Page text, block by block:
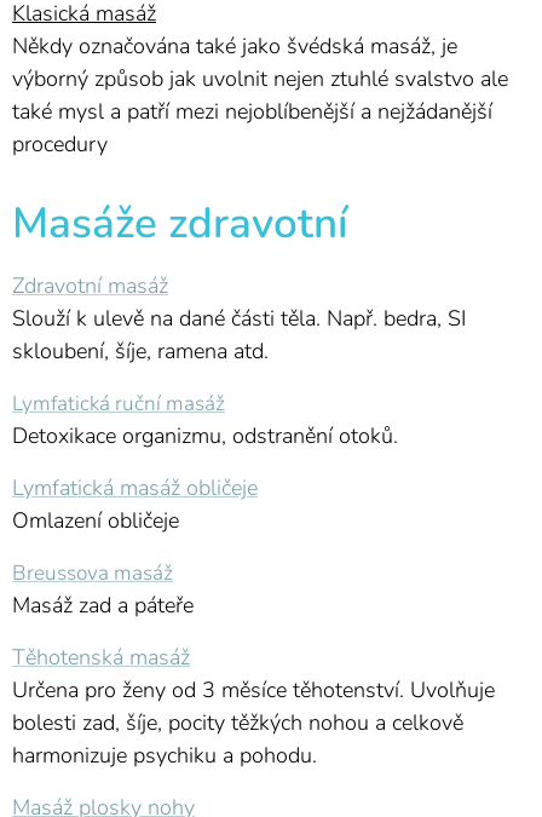
Klasická masáž
Někdy označována také jako švédská masáž, je
výborný způsob jak uvolnit nejen ztuhlé svalstvo ale
také mysl a patří mezi nejoblíbenější a nejžádanější
procedury
Masáže zdravotní
Zdravotní masáž
Slouží k ulevě na dané části těla. Např. bedra, SI
skloubení, šíje, ramena atd.
Lymfatická ruční masáž
Detoxikace organizmu, odstranění otoků.
Lymfatická masáž obličeje
Omlazení obličeje
Breussova masáž
Masáž zad a páteře
Těhotenská masáž
Určena pro ženy od 3 měsíce těhotenství. Uvolňuje
bolesti zad, šíje, pocity těžkých nohou a celkově
harmonizuje psychiku a pohodu.
Masáž plosky nohy